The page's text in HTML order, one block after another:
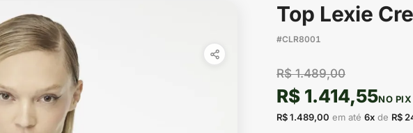
Top Lexie
#CLR8001
R$ 1.489,00
R$ 1.414,55NO PIX
R$ 1.489,00 em até 6x de R$